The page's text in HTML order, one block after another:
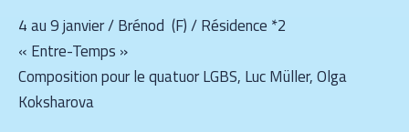
4 au 9 janvier / Brénod (F) / Résidence *2
« Entre-Temps »
Composition pour le quatuor LGBS, Luc Müller, Olga
Koksharova